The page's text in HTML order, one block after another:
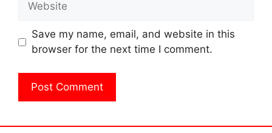
Save my name, email, and website in this
browser for the next time I comment.